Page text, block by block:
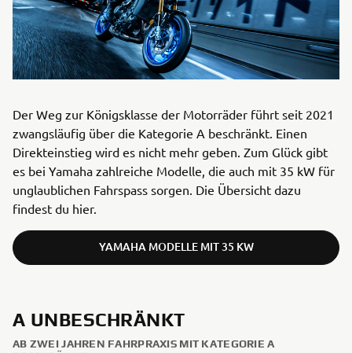
Der Weg zur Königsklasse der Motorräder führt seit 2021
zwangsläufig über die Kategorie A beschränkt. Einen
Direkteinstieg wird es nicht mehr geben. Zum Glück gibt
es bei Yamaha zahlreiche Modelle, die auch mit 35 kW für
unglaublichen Fahrspass sorgen. Die Übersicht dazu
findest du hier.
YAMAHA MODELLE MIT 35 KW
A UNBESCHRÄNKT
AB ZWEI JAHREN FAHRPRAXIS MIT KATEGORIE A